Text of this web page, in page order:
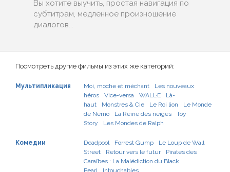
Вы хотите выучить, простая навигация по
субтитрам, медленное произношение
диалогов...
Посмотреть другие фильмы из этих же категорий:
Мультипликация Moi, moche et méchant
Les nouveaux
héros
Vice-versa WALL·E
Là-
haut
Monstres & Cie Le Roi lion
Le Monde
de Nemo
La Reine des neiges
Toy
Story
Les Mondes de Ralph
Комедии Deadpool Forrest Gump
Le Loup de Wall
Street
Retour vers le futur
Pirates des
Caraïbes : La Malédiction du Black
Pearl
Intouchables